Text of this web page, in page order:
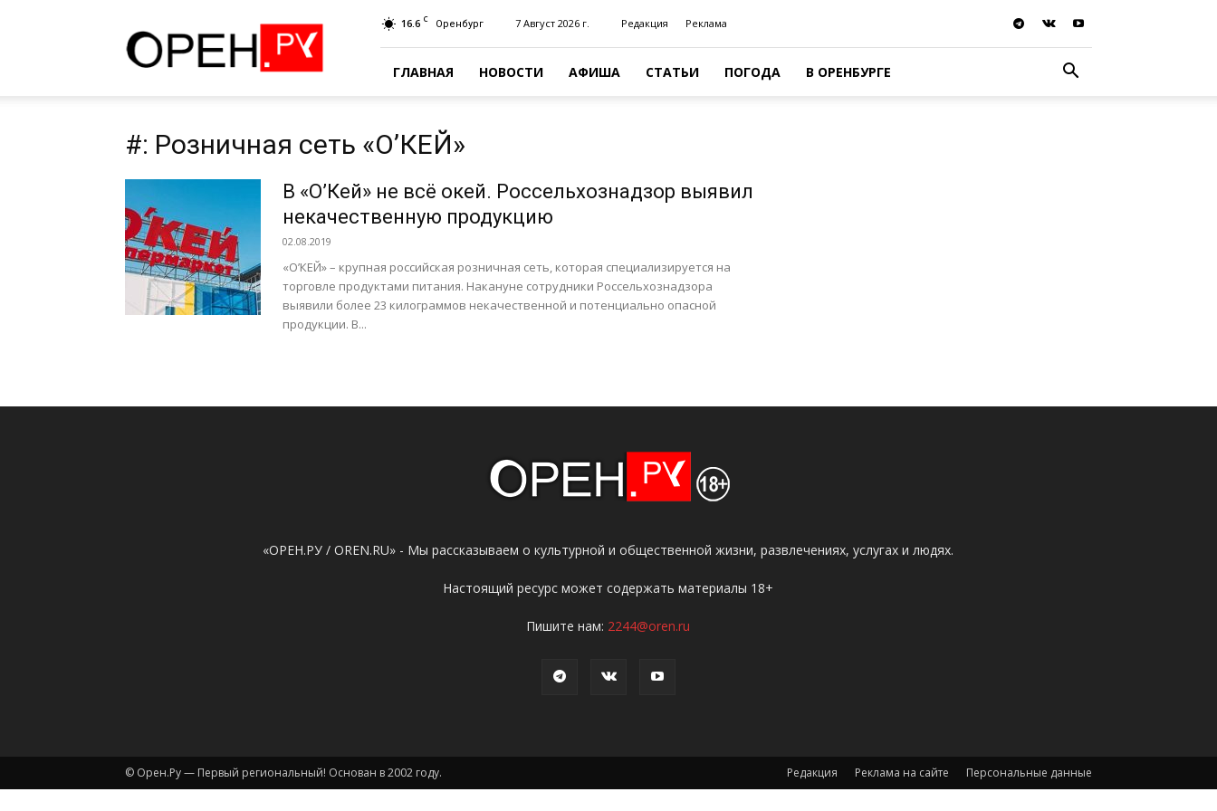
16.6 C Оренбург 7 Август 2026 г. Редакция Реклама
ГЛАВНАЯ НОВОСТИ АФИША СТАТЬИ ПОГОДА В ОРЕНБУРГЕ
#: Розничная сеть «О’КЕЙ»
В «О’Кей» не всё окей. Россельхознадзор выявил
некачественную продукцию
02.08.2019
«О’КЕЙ» – крупная российская розничная сеть, которая специализируется на
торговле продуктами питания. Накануне сотрудники Россельхознадзора
выявили более 23 килограммов некачественной и потенциально опасной
продукции. В...
«ОРЕН.РУ / OREN.RU» - Мы рассказываем о культурной и общественной жизни, развлечениях, услугах и людях.
Настоящий ресурс может содержать материалы 18+
Пишите нам: 2244@oren.ru
Редакция Реклама на сайте Персональные данные
© Орен.Ру — Первый региональный! Основан в 2002 году.